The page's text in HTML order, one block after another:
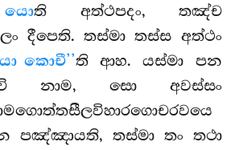
යොති අත්ථපදං, තඤ්ච
දීපෙති. තස්මා තස්ස අත්ථං
කොචී’’ති ආහ. යස්මා පන
නාම, සො අවස්සං
පඤ්ඤායති, තස්මා තං තථා